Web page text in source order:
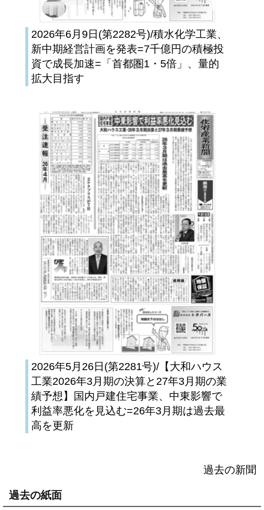
2026年6月9日(第2282号)/積水化学工業、
新中期経営計画を発表=7千億円の積極投
資で成長加速=「首都圏1・5倍」、量的
拡大目指す
2026年5月26日(第2281号)/【大和ハウス
工業2026年3月期の決算と27年3月期の業
績予想】国内戸建住宅事業、中東影響で
利益率悪化を見込む=26年3月期は過去最
高を更新
過去の新聞
過去の紙面